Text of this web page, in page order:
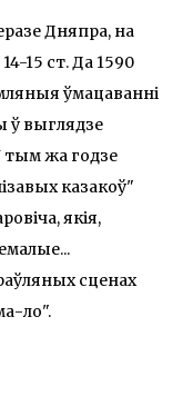
Дняпра, на
15 ст. Да 1590
ўмацаванні
ў выглядзе
тым жа годзе
казакоў"
якія,
сценах
ло".